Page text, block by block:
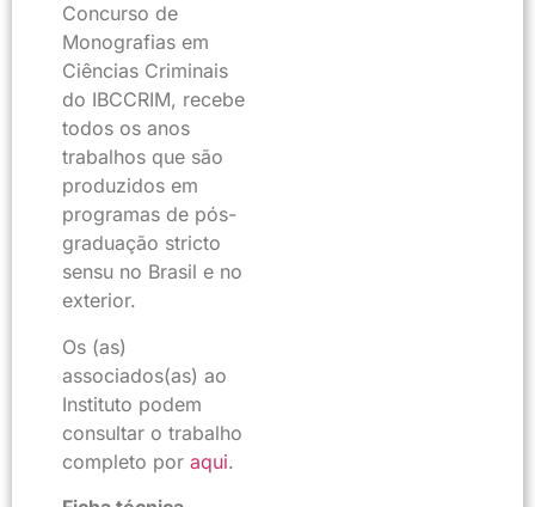
Concurso de
Monografias em
Ciências Criminais
do IBCCRIM, recebe
todos os anos
trabalhos que são
produzidos em
programas de pós-
graduação stricto
sensu no Brasil e no
exterior.
Os (as)
associados(as) ao
Instituto podem
consultar o trabalho
completo por aqui.